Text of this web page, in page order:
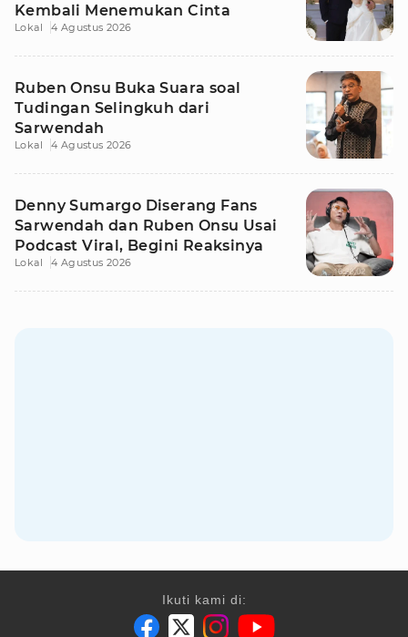
Kembali Menemukan Cinta
Lokal 4 Agustus 2026
Ruben Onsu Buka Suara soal
Tudingan Selingkuh dari
Sarwendah
Lokal 4 Agustus 2026
Denny Sumargo Diserang Fans
Sarwendah dan Ruben Onsu Usai
Podcast Viral, Begini Reaksinya
Lokal 4 Agustus 2026
Ikuti kami di: